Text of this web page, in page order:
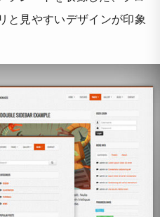
と見やすいデザインが印象